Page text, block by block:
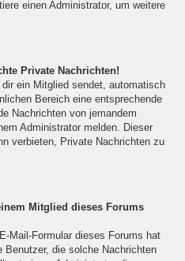
einen Administrator, um weitere
Private Nachrichten!
ein Mitglied sendet, automatisch
Bereich eine entsprechende
Nachrichten von jemandem
Administrator melden. Dieser
verbieten, Private Nachrichten zu
Mitglied dieses Forums
Mail-Formular dieses Forums hat
Benutzer, die solche Nachrichten